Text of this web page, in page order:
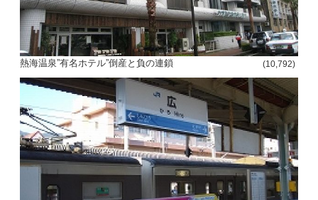
熱海温泉”有名ホテル”倒産と負の連鎖 (10,792)